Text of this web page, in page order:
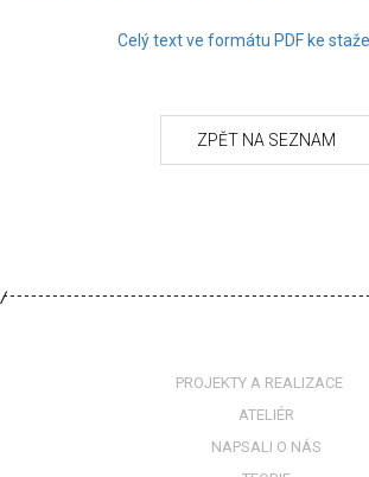
Celý text ve formátu PDF ke
PROJEKTY A REALIZACE
ATELIÉR
NAPSALI O NÁS